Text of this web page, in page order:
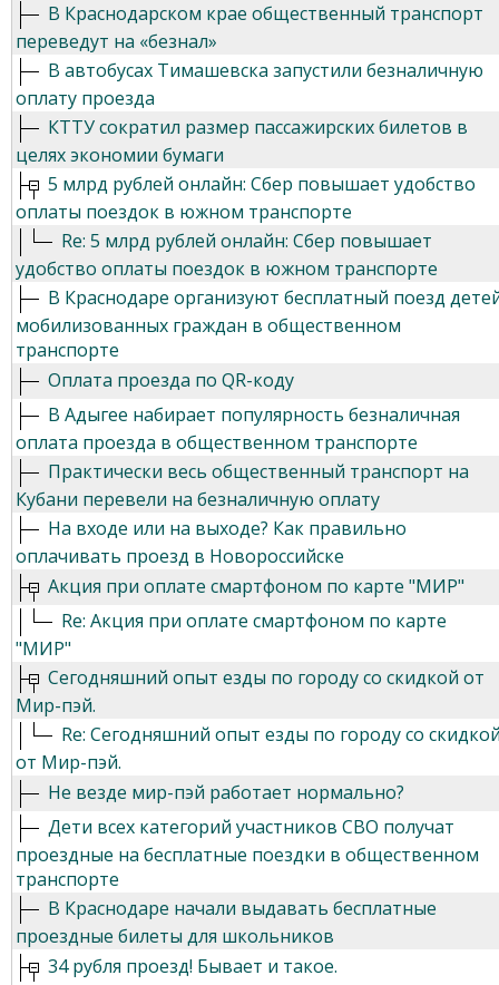
В Краснодарском крае общественный транспорт
переведут на «безнал»
В автобусах Тимашевска запустили безналичную
оплату проезда
КТТУ сократил размер пассажирских билетов в
целях экономии бумаги
5 млрд рублей онлайн: Сбер повышает удобство
оплаты поездок в южном транспорте
Re: 5 млрд рублей онлайн: Сбер повышает
удобство оплаты поездок в южном транспорте
В Краснодаре организуют бесплатный поезд
мобилизованных граждан в общественном
транспорте
Оплата проезда по QR-коду
В Адыгее набирает популярность безналичная
оплата проезда в общественном транспорте
Практически весь общественный транспорт на
Кубани перевели на безналичную оплату
На входе или на выходе? Как правильно
оплачивать проезд в Новороссийске
Акция при оплате смартфоном по карте "МИР"
Re: Акция при оплате смартфоном по карте
"МИР"
Сегодняшний опыт езды по городу со скидкой от
Мир-пэй.
Re: Сегодняшний опыт езды по городу со
от Мир-пэй.
Не везде мир-пэй работает нормально?
Дети всех категорий участников СВО получат
проездные на бесплатные поездки в общественном
транспорте
В Краснодаре начали выдавать бесплатные
проездные билеты для школьников
34 рубля проезд! Бывает и такое.